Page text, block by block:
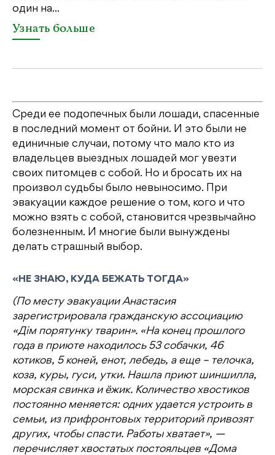
один на...
Узнать больше
Среди ее подопечных были лошади, спасенные
в последний момент от бойни. И это были не
единичные случаи, потому что мало кто из
владельцев выездных лошадей мог увезти
своих питомцев с собой. Но и бросать их на
произвол судьбы было невыносимо. При
эвакуации каждое решение о том, кого и что
можно взять с собой, становится чрезвычайно
болезненным. И многие были вынуждены
делать страшный выбор.
«НЕ ЗНАЮ, КУДА БЕЖАТЬ ТОГДА»
(По месту эвакуации Анастасия
зарегистрировала гражданскую ассоциацию
«Дім порятунку тварин». «На конец прошлого
года в приюте находилось 53 собачки, 46
котиков, 5 коней, енот, лебедь, а еще – телочка,
коза, куры, гуси, утки. Нашла приют шиншилла,
морская свинка и ёжик. Количество хвостиков
постоянно меняется: одних удается устроить в
семьи, из прифронтовых территорий привозят
других, чтобы спасти. Работы хватает», —
перечисляет хвостатых постояльцев «Дома